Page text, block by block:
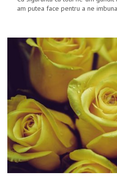
am putea face pentru a ne